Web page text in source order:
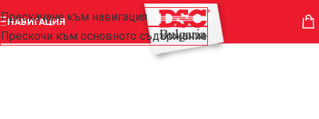
Прескачане към навигация
Прескочи към основното съдържание
НАВИГАЦИЯ